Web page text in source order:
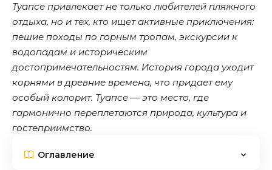
Туапсе привлекает не только любителей пляжного
отдыха, но и тех, кто ищет активные приключения:
пешие походы по горным тропам, экскурсии к
водопадам и историческим
достопримечательностям. История города уходит
корнями в древние времена, что придает ему
особый колорит. Туапсе — это место, где
гармонично переплетаются природа, культура и
гостеприимство.
Оглавление